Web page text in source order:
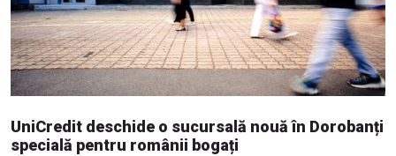
UniCredit deschide o sucursală nouă în Dorobanți
specială pentru românii bogați